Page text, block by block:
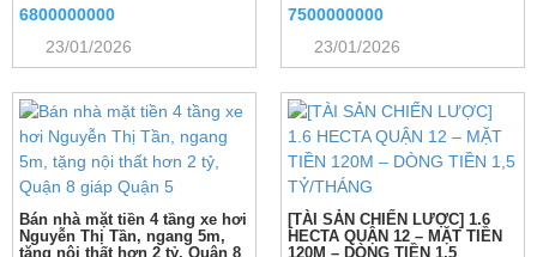
6800000000
23/01/2026
7500000000
23/01/2026
Bán nhà mặt tiền 4 tầng xe hơi
Nguyễn Thị Tần, ngang 5m,
tặng nội thất hơn 2 tỷ, Quận 8
[TÀI SẢN CHIẾN LƯỢC] 1.6
HECTA QUẬN 12 – MẶT TIỀN
120M – DÒNG TIỀN 1,5